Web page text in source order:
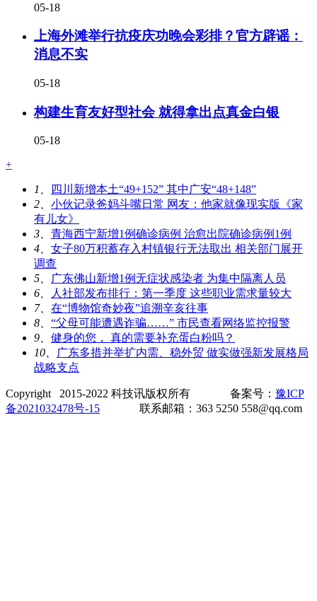
05-18
上海外滩举行抗疫庆功晚会彩排？官方辟谣：
消息不实
05-18
构建生育友好型社会 就得拿出点真金白银
05-18
+
1、
四川新增本土“49+152” 其中广安“48+148”
2、 小伙记录爸妈斗嘴日常 网友：他家就像现实版《家
有儿女》
3、 青海西宁新增1例确诊病例 治愈出院确诊病例1例
4、 女子80万积蓄存入村镇银行无法取出 相关部门展开
调查
5、
广东佛山新增1例无症状感染者 为集中隔离人员
6、
人社部发布排行：第一季度 这些职业需求量较大
7、 在“博物馆奇妙夜”追溯辛亥往事
8、 “父母可能遭遇诈骗……” 市民查看网络监控报警
9、 健身的您， 真的需要补充蛋白粉吗？
10、
广东多措并举扩内需、稳外贸 做实做强新发展格局
战略支点
Copyright 2015-2022 科技讯版权所有 备案号： 豫ICP
备2021032478号-15 联系邮箱：363 5250 558@qq.com